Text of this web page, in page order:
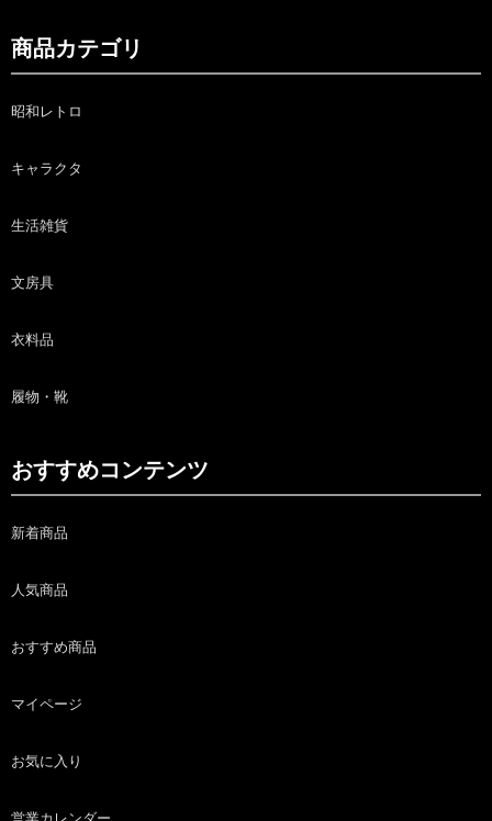
商品カテゴリ
昭和レトロ
キャラクタ
生活雑貨
文房具
衣料品
履物・靴
おすすめコンテンツ
新着商品
人気商品
おすすめ商品
マイページ
お気に入り